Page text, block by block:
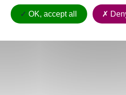
via l’Espace
OK, accept all